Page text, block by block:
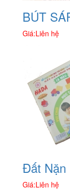
BÚT
Giá:Liên hệ
Đất Nặn
Giá:Liên hệ